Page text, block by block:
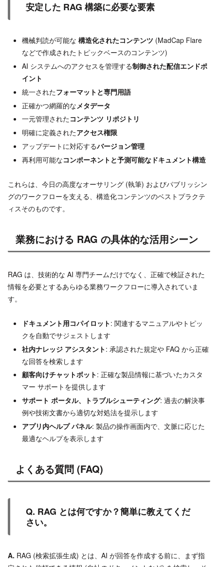
安定した RAG 構築に必要な要素
機械判読が可能な 構造化されたコンテンツ (MadCap Flare
などで作成されたトピックベースのコンテンツ)
AI システムへのアクセスを管理する制御された配信エンドポ
イント
統一されたフォーマットと専門用語
正確かつ網羅的な メタデータ
一元管理されたコンテンツ リポジトリ
明確に定義されたアクセス権限
アップデートに対応するバージョン管理
再利用可能なコンポーネントと予測可能なドキュメント構造
これらは、今日の高度なオーサリング (執筆) およびパブリッシン
グのワークフローを支える、構造化コンテンツのベストプラクテ
ィスそのものです。
業務における RAG の具体的な活用シーン
RAG は、技術的な AI 専門チームだけでなく、正確で検証された
情報を必要とするあらゆる業務ワークフローに導入されていま
す。
ドキュメント用コパイロット: 関連するマニュアルやトピッ
クを自動でサジェストします
社内ナレッジ アシスタント: 承認された規定や FAQ から正確
な回答を検索します
顧客向けチャットボット: 正確な製品情報に基づいたカスタ
マー サポートを提供します
サポート ポータル、トラブルシューティング: 過去の解決事
例や技術文書から適切な対処法を提示します
アプリ内ヘルプ パネル: 製品の操作画面内で、文脈に応じた
最適なヘルプを表示します
よくある質問 (FAQ)
Q. RAG とは何ですか？簡単に教えてくだ
さい。
A. RAG (検索拡張生成) とは、AI が回答を作成する前に、まず指